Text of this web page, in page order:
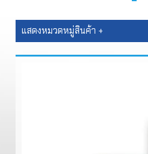
แสดงหมวดหมู่สินค้า +